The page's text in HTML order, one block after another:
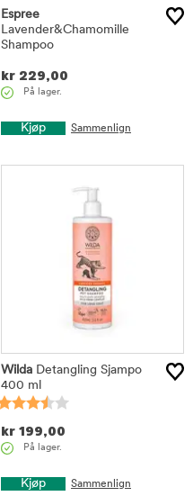
Espree
Lavender&Chamomille
Shampoo
kr 229,00
På lager.
Kjøp Sammenlign
Wilda Detangling Sjampo
400 ml
kr 199,00
På lager.
Kjøp Sammenlign